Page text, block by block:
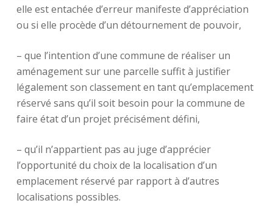
elle est entachée d’erreur manifeste d’appréciation
ou si elle procède d’un détournement de pouvoir,
– que l’intention d’une commune de réaliser un
aménagement sur une parcelle suffit à justifier
légalement son classement en tant qu’emplacement
réservé sans qu’il soit besoin pour la commune de
faire état d’un projet précisément défini,
– qu’il n’appartient pas au juge d’apprécier
l’opportunité du choix de la localisation d’un
emplacement réservé par rapport à d’autres
localisations possibles.